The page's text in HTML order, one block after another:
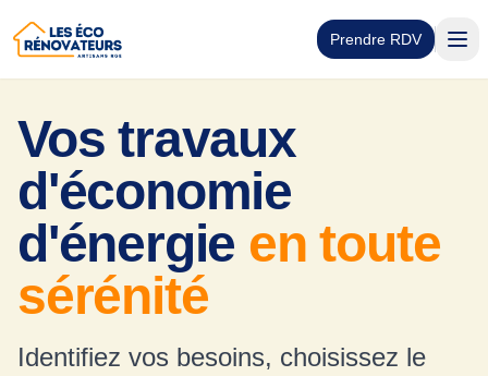
Prendre RDV
Vos travaux
d'économie
d'énergie en toute
sérénité
Identifiez vos besoins, choisissez le